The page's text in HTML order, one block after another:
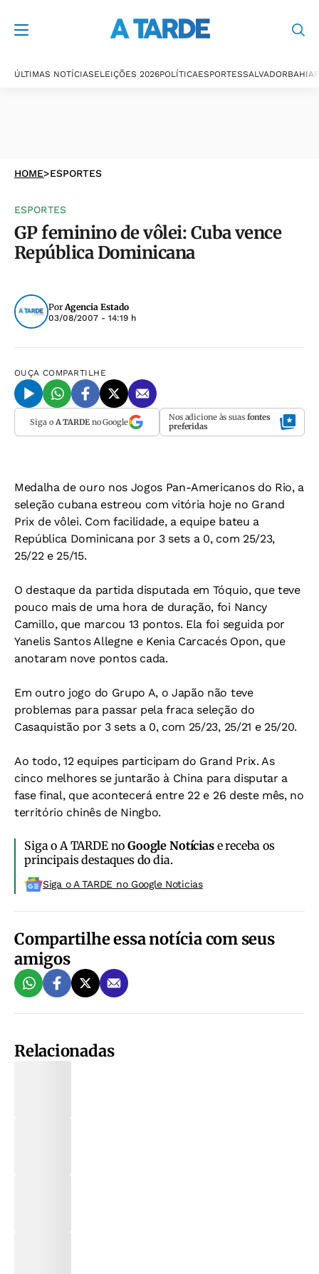
ÚLTIMAS NOTÍCIASELEIÇÕES 2026POLÍTICAESPORTESSALVADORBAHIA
HOME>ESPORTES
ESPORTES
GP feminino de vôlei: Cuba vence
República Dominicana
PorAgencia Estado
03/08/2007 - 14:19 h
OUÇA COMPARTILHE
Siga o A TARDEno Google Nos adicione às suas fontes
preferidas
Medalha de ouro nos Jogos Pan-Americanos do Rio, a
seleção cubana estreou com vitória hoje no Grand
Prix de vôlei. Com facilidade, a equipe bateu a
República Dominicana por 3 sets a 0, com 25/23,
25/22 e 25/15.
O destaque da partida disputada em Tóquio, que teve
pouco mais de uma hora de duração, foi Nancy
Camillo, que marcou 13 pontos. Ela foi seguida por
Yanelis Santos Allegne e Kenia Carcacés Opon, que
anotaram nove pontos cada.
Em outro jogo do Grupo A, o Japão não teve
problemas para passar pela fraca seleção do
Casaquistão por 3 sets a 0, com 25/23, 25/21 e 25/20.
Ao todo, 12 equipes participam do Grand Prix. As
cinco melhores se juntarão à China para disputar a
fase final, que acontecerá entre 22 e 26 deste mês, no
território chinês de Ningbo.
Siga o A TARDE noGoogle Notíciase receba os
principais destaques do dia.
Siga o A TARDE no Google Noticias
Compartilhe essa notícia com seus
amigos
Relacionadas